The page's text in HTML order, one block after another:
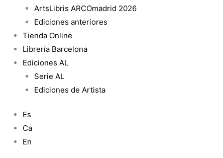
ArtsLibris ARCOmadrid 2026
Ediciones anteriores
Tienda Online
Librería Barcelona
Ediciones AL
Serie AL
Ediciones de Artista
Es
Ca
En